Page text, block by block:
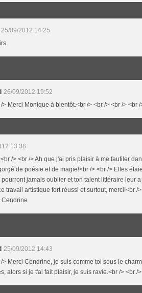
25/09/2012 14:25
26/09/2012 19:52
> Merci Monique à bientôt.<br /> <br /> <br /> <br /
13:38
/> <br /> Ah que j'ai pris plaisir à me faufiler
de poésie et de magie!<br /> <br /> Elles
jamais oublier et ton talent littéraire leur
travail artistique fort réussi et surtout, merci!<br /
Cendrine
25/09/2012 14:43
/> Merci Cendrine, je suis comme toi sous le
alors si je t'ai fait plaisir, je suis ravie.<br /> <br /